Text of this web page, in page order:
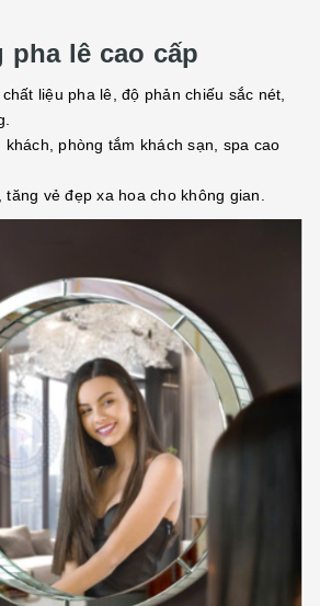
pha lê cao cấp
liệu pha lê, độ phản chiếu sắc nét,
khách, phòng tắm khách sạn, spa cao
vẻ đẹp xa hoa cho không gian.